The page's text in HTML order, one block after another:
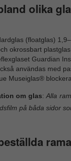
olika
(floatglas)
okrossbart
Guardian
användas med
Museiglas®
om glas: Alla
på båda sidor